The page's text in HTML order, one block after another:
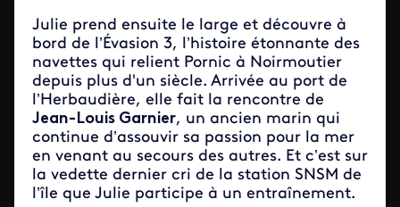
Julie prend ensuite le large et découvre à
bord de l’Évasion 3, l’histoire étonnante des
navettes qui relient Pornic à Noirmoutier
depuis plus d'un siècle. Arrivée au port de
l’Herbaudière, elle fait la rencontre de
Jean-Louis Garnier, un ancien marin qui
continue d’assouvir sa passion pour la mer
en venant au secours des autres. Et c’est sur
la vedette dernier cri de la station SNSM de
l’île que Julie participe à un entraînement.